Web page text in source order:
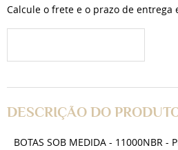
Calcule o frete e o prazo de entrega
DESCRIÇÃO DO
BOTAS SOB MEDIDA - 11000NBR -